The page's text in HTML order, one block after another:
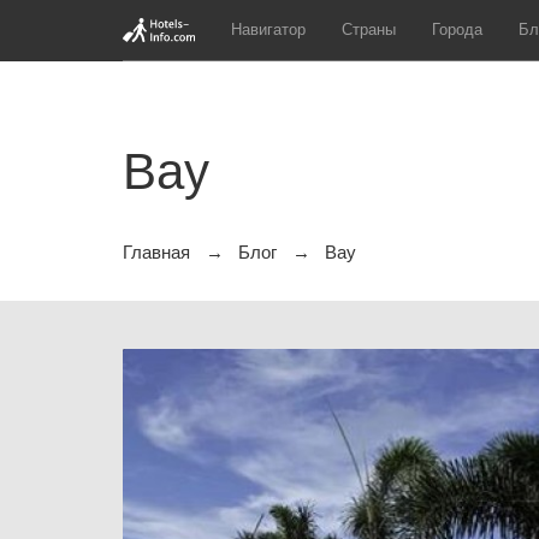
Навигатор Страны Города
Bay
Главная Блог Bay